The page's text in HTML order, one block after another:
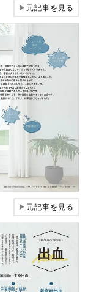
▶元記事を見る
▶元記事を見る